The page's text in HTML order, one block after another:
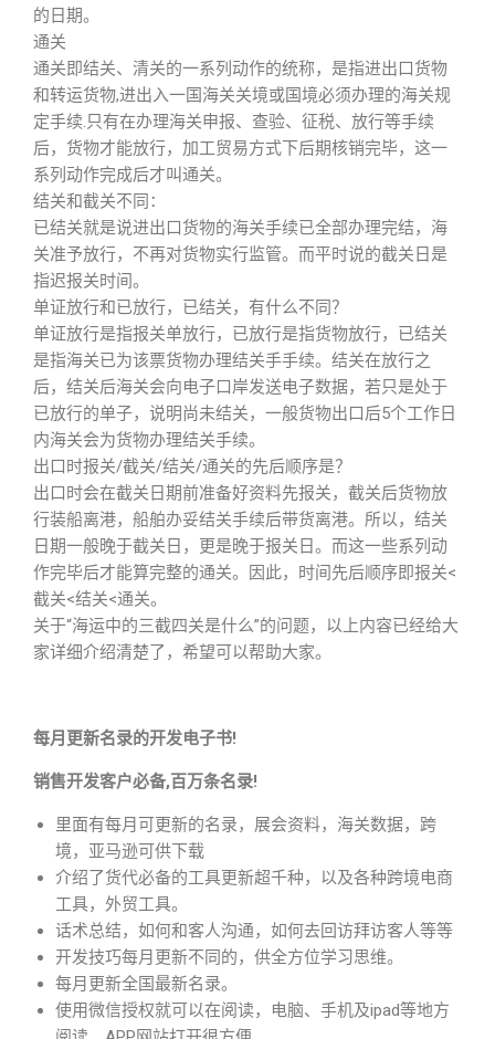
的日期。
通关
通关即结关、清关的一系列动作的统称，是指进出口货物
和转运货物,进出入一国海关关境或国境必须办理的海关规
定手续.只有在办理海关申报、查验、征税、放行等手续
后，货物才能放行，加工贸易方式下后期核销完毕，这一
系列动作完成后才叫通关。
结关和截关不同：
已结关就是说进出口货物的海关手续已全部办理完结，海
关准予放行，不再对货物实行监管。而平时说的截关日是
指迟报关时间。
单证放行和已放行，已结关，有什么不同？
单证放行是指报关单放行，已放行是指货物放行，已结关
是指海关已为该票货物办理结关手手续。结关在放行之
后，结关后海关会向电子口岸发送电子数据，若只是处于
已放行的单子，说明尚未结关，一般货物出口后5个工作日
内海关会为货物办理结关手续。
出口时报关/截关/结关/通关的先后顺序是？
出口时会在截关日期前准备好资料先报关，截关后货物放
行装船离港，船舶办妥结关手续后带货离港。所以，结关
日期一般晚于截关日，更是晚于报关日。而这一些系列动
作完毕后才能算完整的通关。因此，时间先后顺序即报关<
截关<结关<通关。
关于“海运中的三截四关是什么”的问题，以上内容已经给大
家详细介绍清楚了，希望可以帮助大家。
每月更新名录的开发电子书!
销售开发客户必备,百万条名录!
里面有每月可更新的名录，展会资料，海关数据，跨
境，亚马逊可供下载
介绍了货代必备的工具更新超千种，以及各种跨境电商
工具，外贸工具。
话术总结，如何和客人沟通，如何去回访拜访客人等等
开发技巧每月更新不同的，供全方位学习思维。
每月更新全国最新名录。
使用微信授权就可以在阅读，电脑、手机及ipad等地方